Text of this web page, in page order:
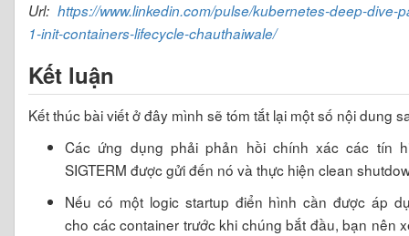
Url: https://www.linkedin.com/pulse/kubernetes-deep-dive-
1-init-containers-lifecycle-chauthaiwale/
Kết luận
Kết thúc bài viết ở đây mình sẽ tóm tắt lại một số nội dung
Các ứng dụng phải phản hồi chính xác các tín
SIGTERM được gửi đến nó và thực hiện clean
Nếu có một logic startup điển hình cần được áp
cho các container trước khi chúng bắt đầu, bạn nên